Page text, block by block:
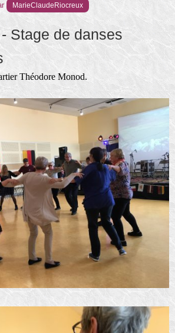
MarieClaudeRiocreux
Stage de danses
Théodore Monod.